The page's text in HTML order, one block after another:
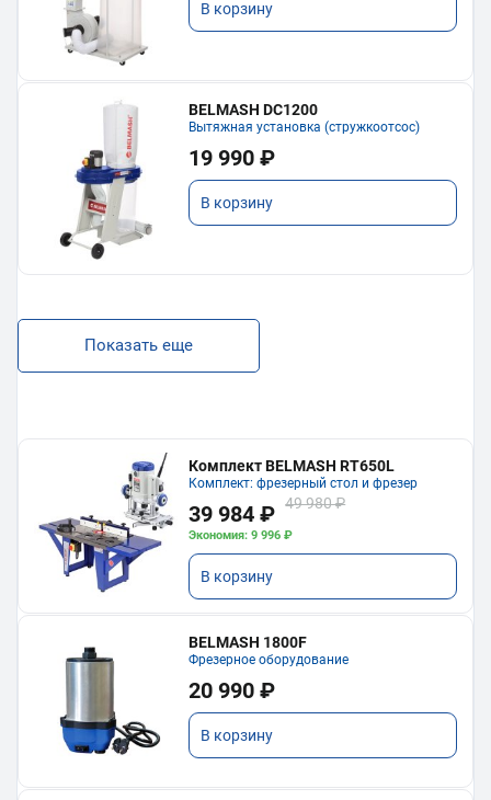
В корзину
BELMASH DC1200
Вытяжная установка (стружкоотсос)
19 990 ₽
В корзину
Показать еще
Комплект BELMASH RT650L
Комплект: фрезерный стол и фрезер
39 984 ₽ 49 980 ₽
Экономия: 9 996 ₽
В корзину
BELMASH 1800F
Фрезерное оборудование
20 990 ₽
В корзину